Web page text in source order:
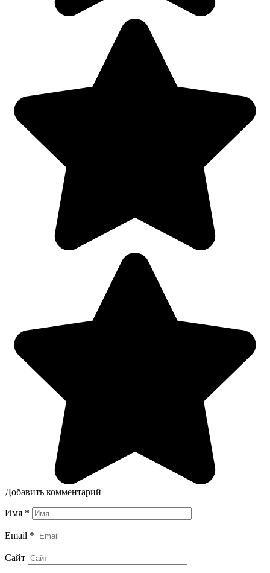
Добавить комментарий
Имя *
Email *
Сайт